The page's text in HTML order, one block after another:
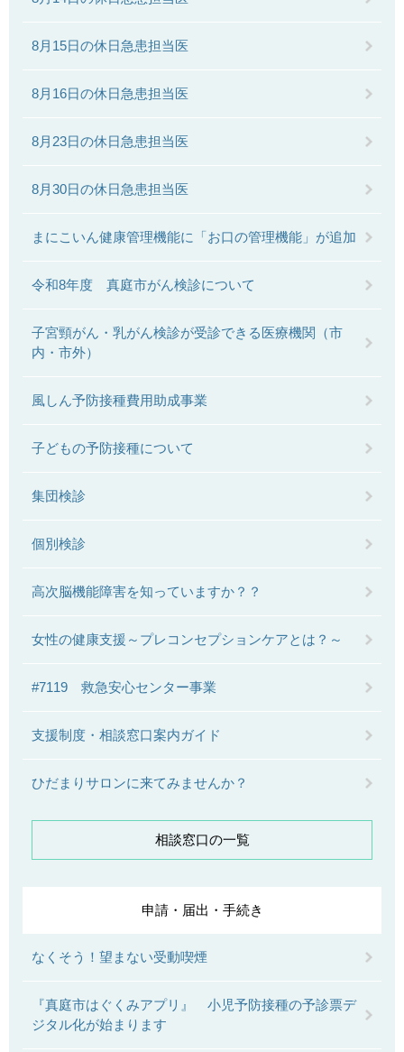
8月15日の休日急患担当医
8月16日の休日急患担当医
8月23日の休日急患担当医
8月30日の休日急患担当医
まにこいん健康管理機能に「お口の管理機能」が追加
令和8年度 真庭市がん検診について
子宮頸がん・乳がん検診が受診できる医療機関（市
内・市外）
風しん予防接種費用助成事業
子どもの予防接種について
集団検診
個別検診
高次脳機能障害を知っていますか？？
女性の健康支援～プレコンセプションケアとは？～
#7119 救急安心センター事業
支援制度・相談窓口案内ガイド
ひだまりサロンに来てみませんか？
相談窓口の一覧
申請・届出・手続き
なくそう！望まない受動喫煙
『真庭市はぐくみアプリ』 小児予防接種の予診票デ
ジタル化が始まります